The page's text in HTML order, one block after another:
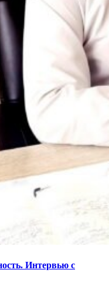
Интервью с